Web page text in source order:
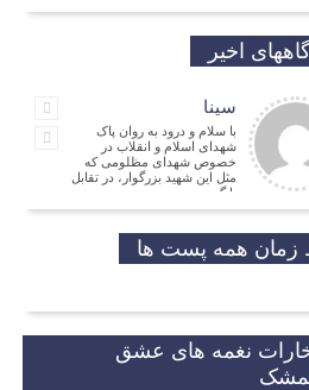
اخیر
سینا
با سلام و درود به روان پاک
شهدای اسلام و انقلاب در
خصوص شهدای مظلومی که
مثل این شهید بزرگوار، در تقابل
با گروه
جمالی نسب
موفق باشید و تندرست
مهدی شریفی
که جوانانی مثه شما
مدیر
همه پست ها
نغمه های عشق